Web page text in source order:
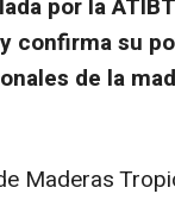
por la
confirma su
de la
Maderas